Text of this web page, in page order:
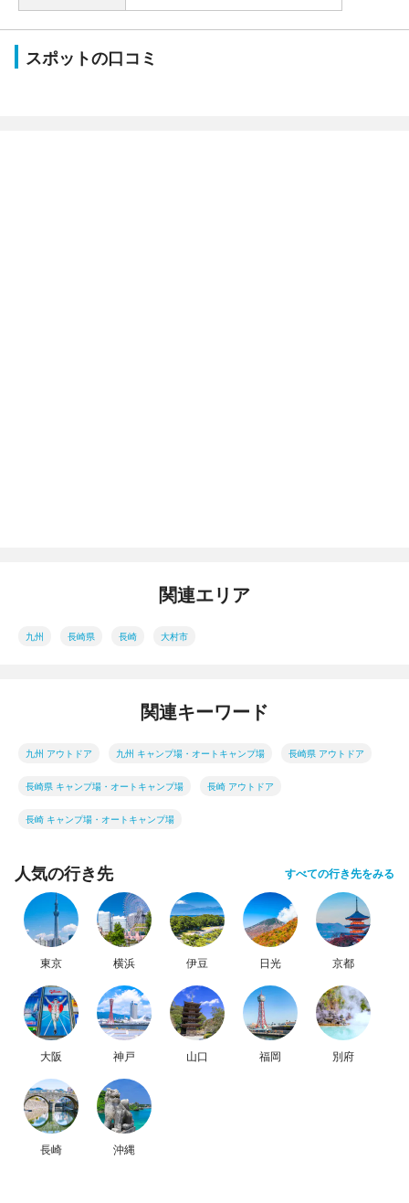
スポットの口コミ
関連エリア
九州 長崎県 長崎 大村市
関連キーワード
九州 アウトドア 九州 キャンプ場・オートキャンプ場 長崎県 アウトドア
長崎県 キャンプ場・オートキャンプ場 長崎 アウトドア
長崎 キャンプ場・オートキャンプ場
人気の行き先 すべての行き先をみる
東京 横浜 伊豆 日光 京都
大阪 神戸 山口 福岡 別府
長崎 沖縄